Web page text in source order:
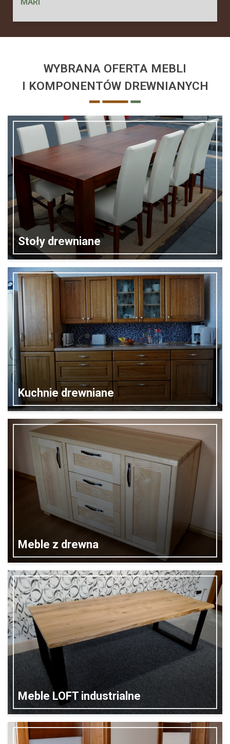
MARI
WYBRANA OFERTA MEBLI
I KOMPONENTÓW DREWNIANYCH
Stoły drewniane
Kuchnie drewniane
Meble z drewna
Meble LOFT industrialne